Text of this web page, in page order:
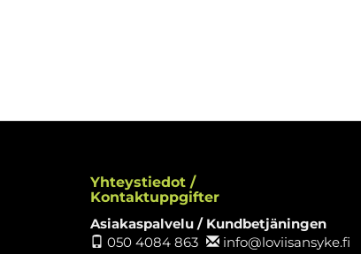
Yhteystiedot /
Kontaktuppgifter
Asiakaspalvelu / Kundbetjäningen
050 4084 863
info@loviisansyke.fi